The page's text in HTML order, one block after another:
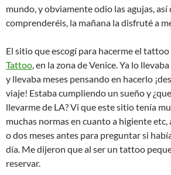
mundo, y obviamente odio las agujas, así
comprenderéis, la mañana la disfruté a
El sitio que escogí para hacerme el
Tattoo , en la zona de Venice. Ya lo
y llevaba meses pensando en hacerlo
viaje! Estaba cumpliendo un sueño y
llevarme de LA? Vi que este sitio tenía
muchas normas en cuanto a higiente etc,
o dos meses antes para preguntar si
día. Me dijeron que al ser un tattoo
reservar.